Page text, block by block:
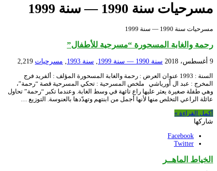
مسرحيات سنة 1990 — سنة 1999
مسرحيات سنة 1990 — سنة 1999
رحمة والغابة المسحورة “مسرحية للأطفال”
9 أغسطس، 2018 سنة 1990 — سنة 1999 سنة 1993 مسرحيات 2,219
السنة : 1993 عنوان العرض : رحمة والغابة المسحورة المؤلف : ألفريد فرج
المخرج : عبد ال أورياشي ملخص المسرحية : تحكي المسرحية قصة “رحمة”،
وهي طفلة صغيرة يعثر عليها راع تائهة في وسط الغابة. وعندما تكبر “رحمة” تحاول
عائلة الراعي التخلص منها لأنها أجمل من ابنتهم وتهدّدها بالعنوسة. التوزيع …
أكمل القراءة »
شاركها
Facebook
Twitter
الخياط الماهــر